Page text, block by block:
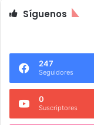
Síguenos
247
Seguidores
0
Suscriptores